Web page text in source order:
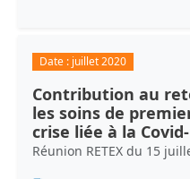
Date : juillet 2020
Contribution au
les soins de
crise liée à la
Réunion RETEX du 15